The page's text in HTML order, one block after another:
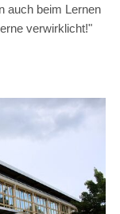
auch beim Lernen
verwirklicht!"